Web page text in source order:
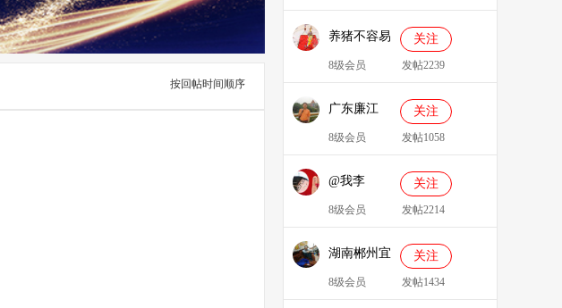
按回帖时间顺序
养猪不容易 关注
8级会员 发帖2239
广东廉江
088
关注
8级会员 发帖1058
@我李 关注
8级会员 发帖2214
湖南郴州宜
章县李明广
关注
8级会员 发帖1434